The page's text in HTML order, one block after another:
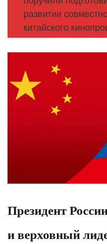
развитии
китайского
Президент
и верховный